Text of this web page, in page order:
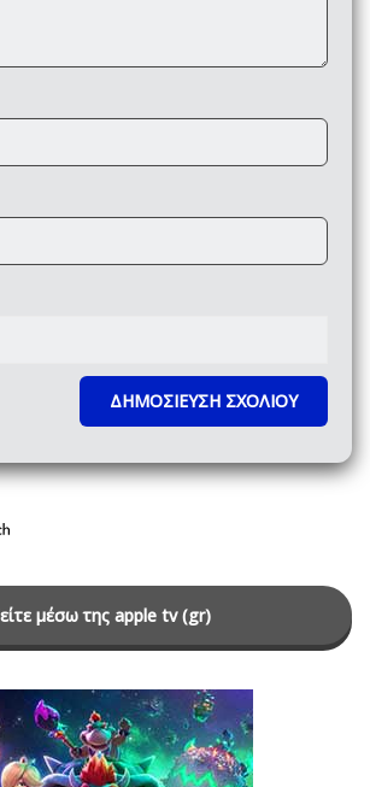
μέσω της apple tv (gr)